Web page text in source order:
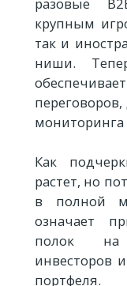
крупным
так и
ниши.
Как
растет, но
в полной
означает
полок на
инвесторов